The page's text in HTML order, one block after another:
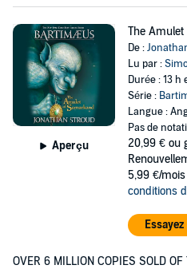
Aperçu
The Amulet
De :
Lu par :
Durée : 13 h
Série :
Langue :
Pas de
20,99 € ou
5,99 €/
conditions
OVER 6 MILLION COPIES SOLD